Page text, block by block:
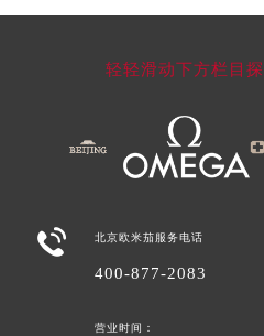
轻轻滑动下方栏目
 北京欧米茄服务电话
400-877-2083
营业时间：